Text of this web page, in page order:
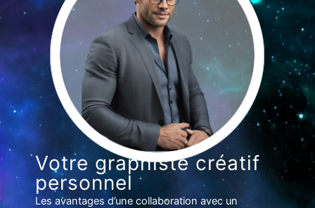
Votre graphiste créatif
personnel
Les avantages d’une collaboration avec un